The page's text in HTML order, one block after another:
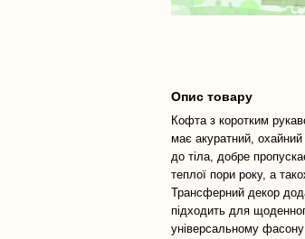
Опис товару
Кофта з коротким
має акуратний,
до тіла, добре
теплої пори року, а
Трансферний декор
підходить для
універсальному